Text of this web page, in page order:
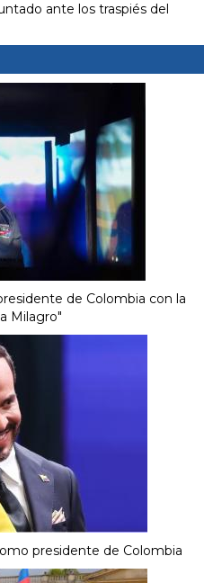
ante los traspiés del
de Colombia con la
Milagro"
presidente de Colombia